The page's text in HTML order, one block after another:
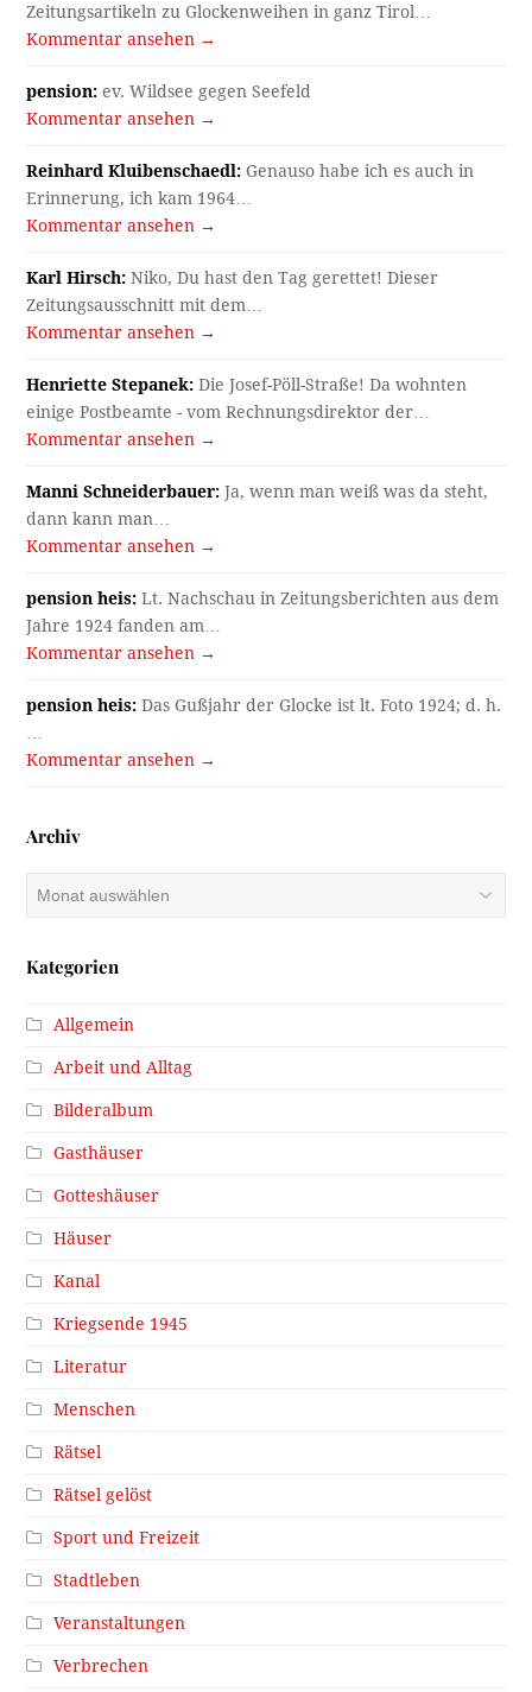
Zeitungsartikeln zu Glockenweihen in ganz Tirol…
Kommentar ansehen →
pension: ev. Wildsee gegen Seefeld
Kommentar ansehen →
Reinhard Kluibenschaedl: Genauso habe ich es auch in
Erinnerung, ich kam 1964…
Kommentar ansehen →
Karl Hirsch: Niko, Du hast den Tag gerettet! Dieser
Zeitungsausschnitt mit dem…
Kommentar ansehen →
Henriette Stepanek: Die Josef-Pöll-Straße! Da wohnten
einige Postbeamte - vom Rechnungsdirektor der…
Kommentar ansehen →
Manni Schneiderbauer: Ja, wenn man weiß was da steht,
dann kann man…
Kommentar ansehen →
pension heis: Lt. Nachschau in Zeitungsberichten aus dem
Jahre 1924 fanden am…
Kommentar ansehen →
pension heis: Das Gußjahr der Glocke ist lt. Foto 1924; d. h.
Kommentar ansehen →
Archiv
Kategorien
Allgemein
Arbeit und Alltag
Bilderalbum
Gasthäuser
Gotteshäuser
Häuser
Kanal
Kriegsende 1945
Literatur
Menschen
Rätsel
Rätsel gelöst
Sport und Freizeit
Stadtleben
Veranstaltungen
Verbrechen